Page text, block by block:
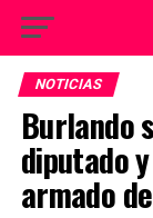
NOTICIAS
Burlando
diputado
armado